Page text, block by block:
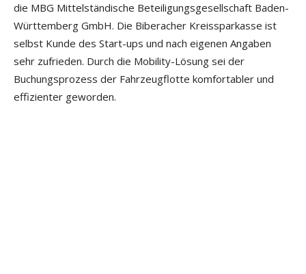
die MBG Mittelständische Beteiligungsgesellschaft Baden-
Württemberg GmbH. Die Biberacher Kreissparkasse ist
selbst Kunde des Start-ups und nach eigenen Angaben
sehr zufrieden. Durch die Mobility-Lösung sei der
Buchungsprozess der Fahrzeugflotte komfortabler und
effizienter geworden.